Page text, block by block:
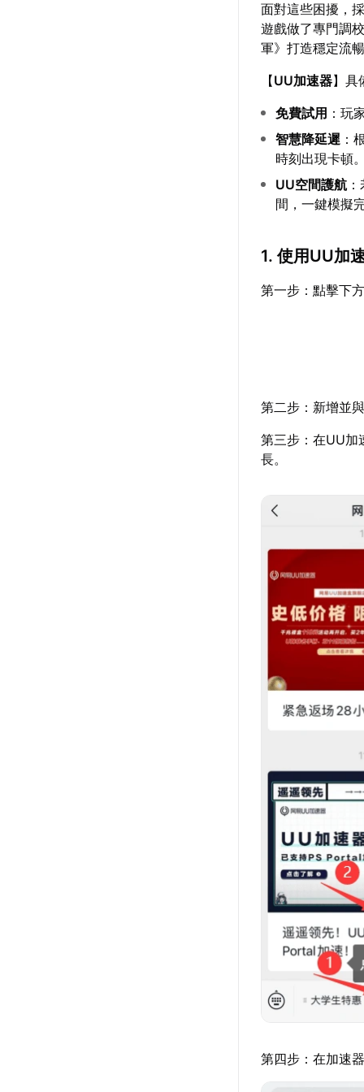
面對這些困擾，
遊戲做了專門調
軍》打造穩定流
【UU加速器】具
免費試用 ：玩
智慧降延遲 ：
時刻出現卡頓
UU空間護航
間，一鍵模擬
1. 使用UU加
第一步：點擊下
第二步：新增並
第三步：在UU加
長。
第四步：在加速